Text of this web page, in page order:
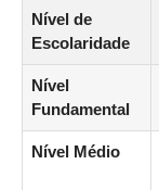
Nível de
Escolaridade
Nível
Fundamental
Nível Médio